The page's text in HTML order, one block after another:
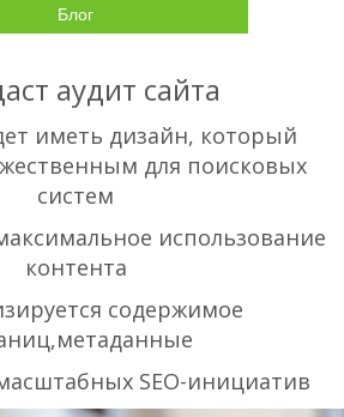
Блог
аудит сайта
иметь дизайн, который
для поисковых
систем
использование
контента
содержимое
SEO-инициатив